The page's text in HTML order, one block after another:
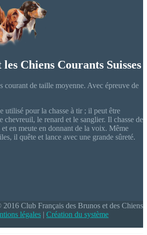
Chiens Courants Suisses
courant de taille moyenne. Avec épreuve de
utilisé pour la chasse à tir ; il peut être
chevreuil, le renard et le sanglier. Il chasse de
en meute en donnant de la voix. Même
il quête et lance avec une grande sûreté.
Club Français des Brunos et des Chiens
légales | Création du système